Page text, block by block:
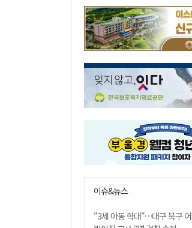
이슈&뉴스
"3세 아동 학대"…대구 북구 어